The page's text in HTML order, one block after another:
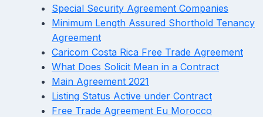
Special Security Agreement Companies
Minimum Length Assured Shorthold Tenancy
Agreement
Caricom Costa Rica Free Trade Agreement
What Does Solicit Mean in a Contract
Main Agreement 2021
Listing Status Active under Contract
Free Trade Agreement Eu Morocco